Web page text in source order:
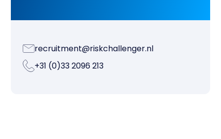
recruitment@riskchallenger.nl
+31 (0)33 2096 213